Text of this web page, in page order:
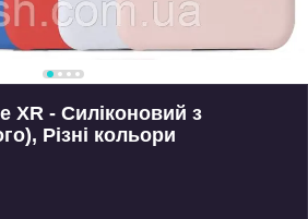
XR - Cиліконовий з
Різні кольори